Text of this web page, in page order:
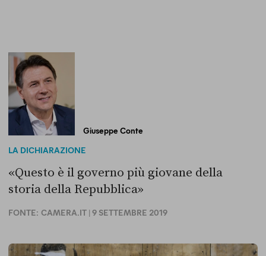
Giuseppe Conte
LA DICHIARAZIONE
«Questo è il governo più giovane della
storia della Repubblica»
FONTE: CAMERA.IT | 9 SETTEMBRE 2019